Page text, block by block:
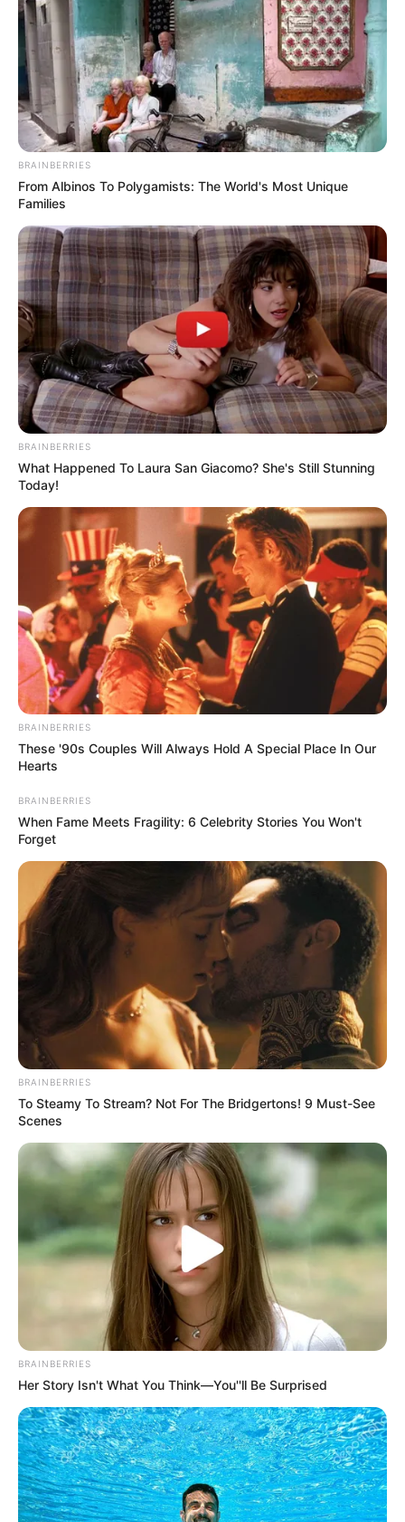
BRAINBERRIES
From Albinos To Polygamists: The World's Most Unique
Families
BRAINBERRIES
What Happened To Laura San Giacomo? She's Still Stunning
Today!
BRAINBERRIES
These '90s Couples Will Always Hold A Special Place In Our
Hearts
BRAINBERRIES
When Fame Meets Fragility: 6 Celebrity Stories You Won't
Forget
BRAINBERRIES
To Steamy To Stream? Not For The Bridgertons! 9 Must-See
Scenes
BRAINBERRIES
Her Story Isn't What You Think—You''ll Be Surprised